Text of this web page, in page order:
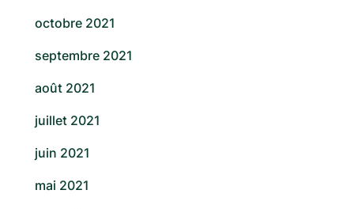
octobre 2021
septembre 2021
août 2021
juillet 2021
juin 2021
mai 2021